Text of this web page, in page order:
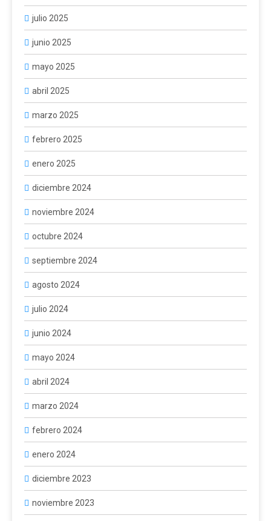
julio 2025
junio 2025
mayo 2025
abril 2025
marzo 2025
febrero 2025
enero 2025
diciembre 2024
noviembre 2024
octubre 2024
septiembre 2024
agosto 2024
julio 2024
junio 2024
mayo 2024
abril 2024
marzo 2024
febrero 2024
enero 2024
diciembre 2023
noviembre 2023